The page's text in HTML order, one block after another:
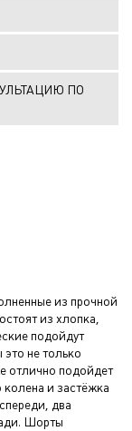
ПО
из прочной
из хлопка,
подойдут
не только
отлично подойдет
и застёжка
два
Шорты